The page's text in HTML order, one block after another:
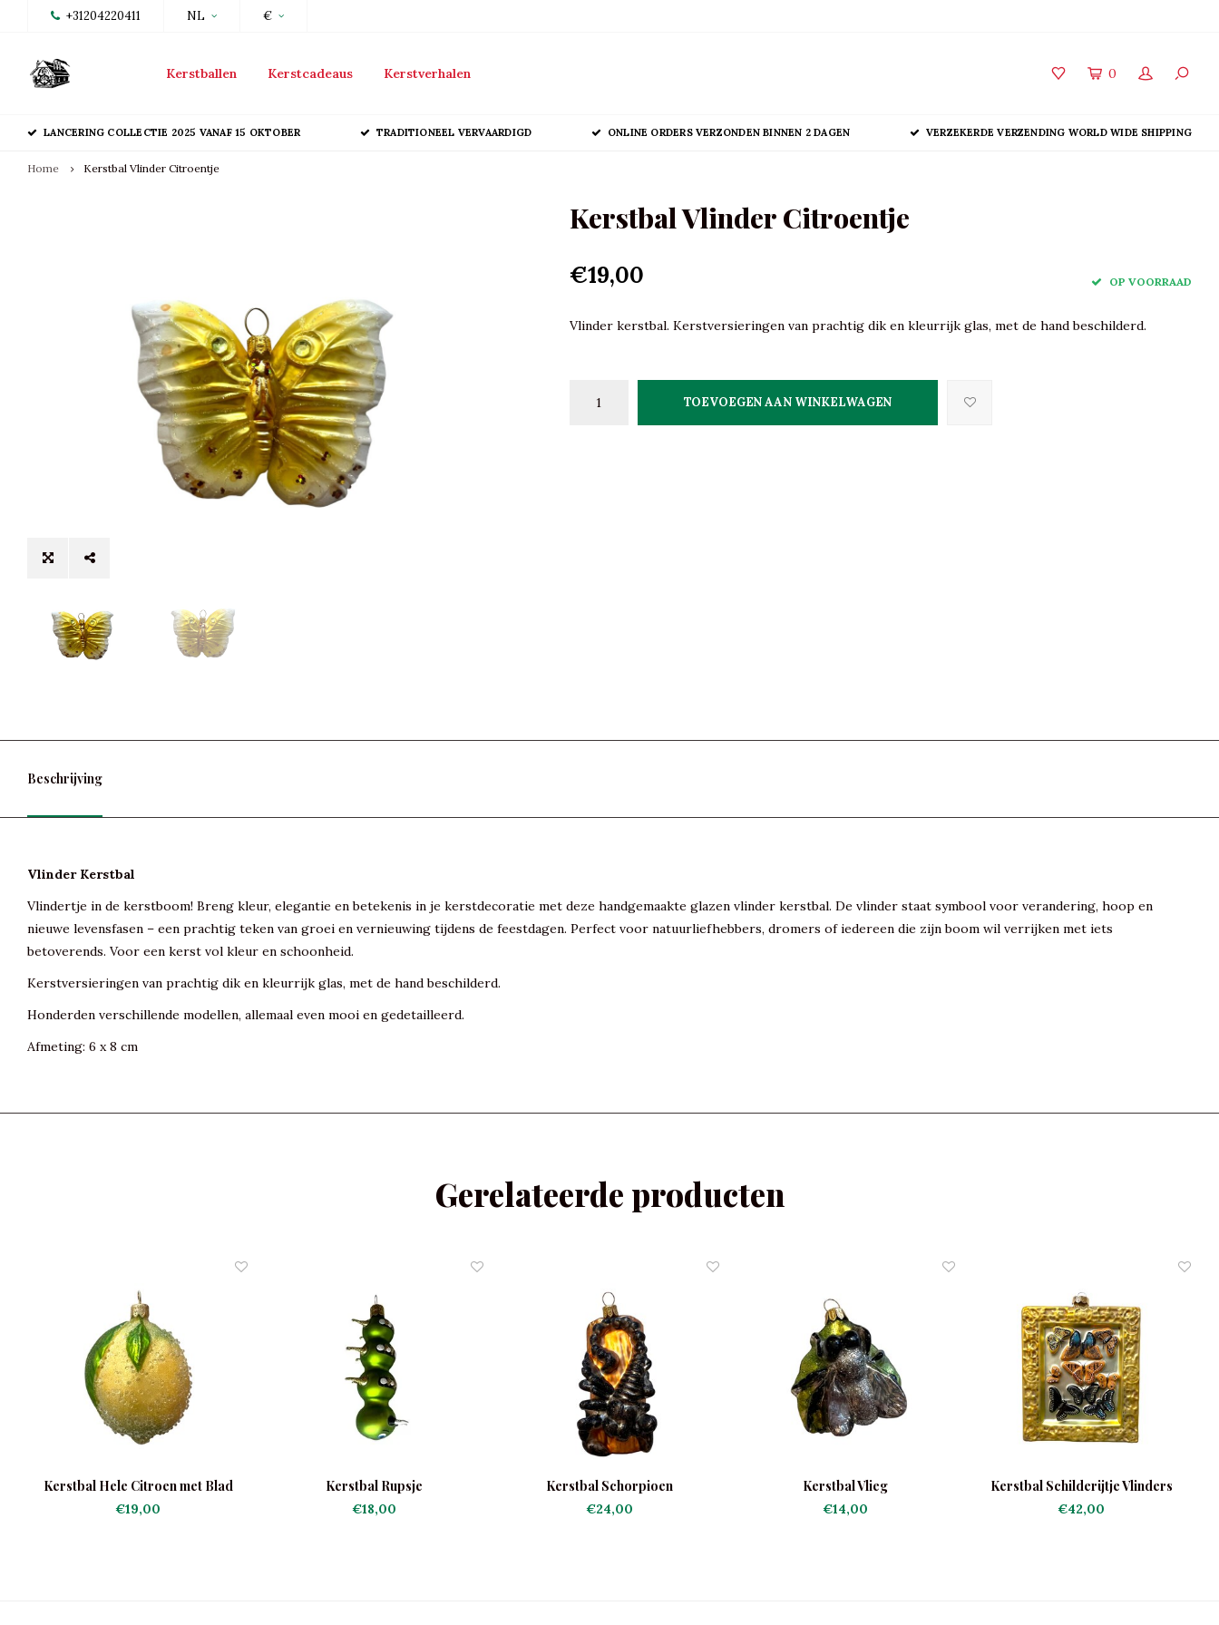
+31204220411 NL €
Kerstballen Kerstcadeaus Kerstverhalen 0
LANCERING COLLECTIE 2025 VANAF 15 OKTOBER TRADITIONEEL VERVAARDIGD ONLINE ORDERS VERZONDEN BINNEN 2 DAGEN VERZEKERDE VERZENDING WORLD WIDE SHIPPING
Home Kerstbal Vlinder Citroentje
Kerstbal Vlinder Citroentje
€19,00 OP VOORRAAD
Vlinder kerstbal. Kerstversieringen van prachtig dik en kleurrijk glas, met de hand beschilderd.
TOEVOEGEN AAN WINKELWAGEN
Beschrijving
Vlinder Kerstbal
Vlindertje in de kerstboom! Breng kleur, elegantie en betekenis in je kerstdecoratie met deze handgemaakte glazen vlinder kerstbal. De vlinder staat symbool voor verandering, hoop en
nieuwe levensfasen – een prachtig teken van groei en vernieuwing tijdens de feestdagen. Perfect voor natuurliefhebbers, dromers of iedereen die zijn boom wil verrijken met iets
betoverends. Voor een kerst vol kleur en schoonheid.
Kerstversieringen van prachtig dik en kleurrijk glas, met de hand beschilderd.
Honderden verschillende modellen, allemaal even mooi en gedetailleerd.
Afmeting: 6 x 8 cm
Gerelateerde producten
Kerstbal Hele Citroen met Blad
Frosted
€19,00
Kerstbal Rupsje
€18,00
Kerstbal Schorpioen
€24,00
Kerstbal Vlieg
€14,00
Kerstbal Schilderijtje Vlinders
€42,00